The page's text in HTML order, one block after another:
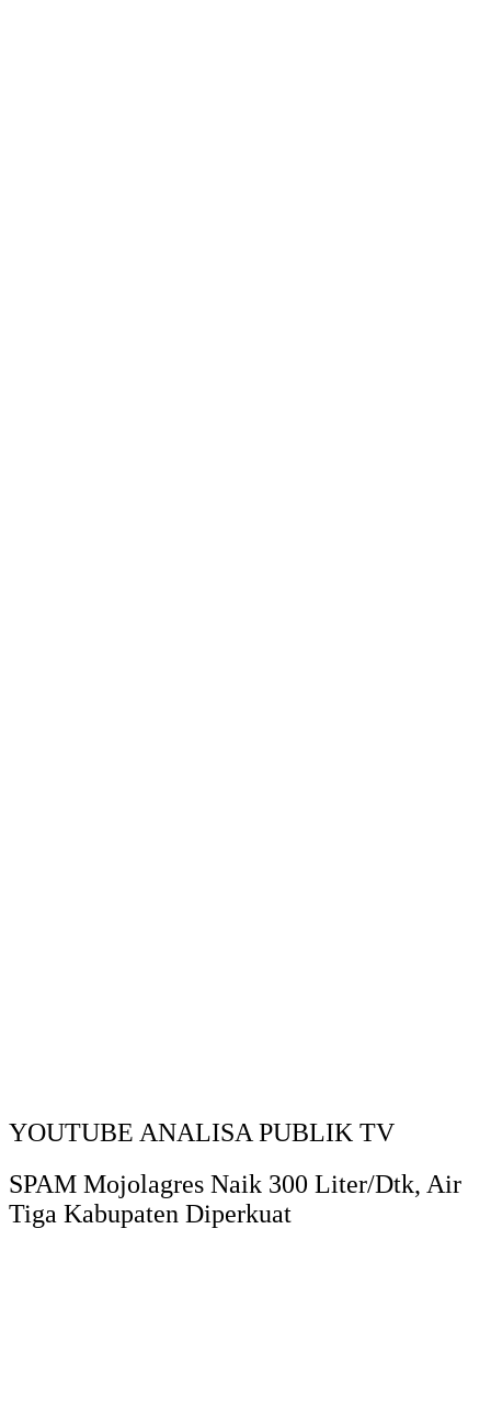
YOUTUBE ANALISA PUBLIK TV
SPAM Mojolagres Naik 300 Liter/Dtk, Air
Tiga Kabupaten Diperkuat